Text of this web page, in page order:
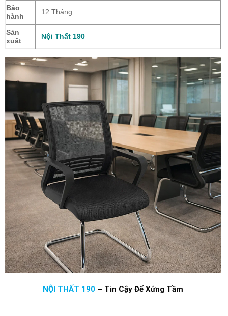
Bảo
hành
12 Tháng
Sản
xuất
Nội Thất 190
NỘI THẤT 190 – Tin Cậy Để Xứng Tầm